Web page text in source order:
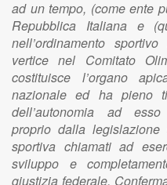
ad un tempo, (come ente
Repubblica Italiana e
nell’ordinamento
vertice nel Comitato
costituisce l’organo
nazionale ed ha pieno
dell’autonomia ad esso
proprio dalla
sportiva chiamati ad
sviluppo e
giustizia federale.